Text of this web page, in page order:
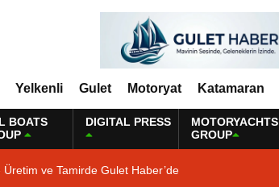
Yelkenli Gulet Motoryat Katamaran
BOATS
DIGITAL PRESS
MOTORYACHTS
GROUP
Üretim ve Tamirde Gulet Haber’de